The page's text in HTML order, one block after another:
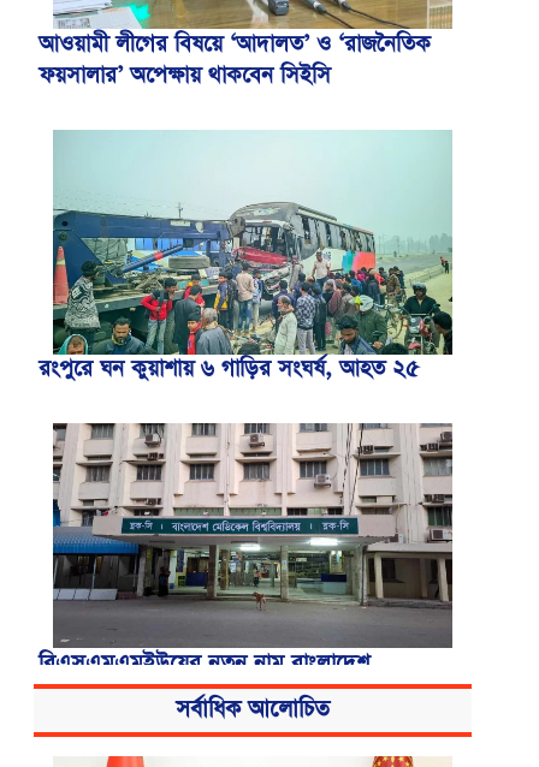
আওয়ামী লীগের বিষয়ে ‘আদালত’ ও ‘রাজনৈতিক
ফয়সালার’ অপেক্ষায় থাকবেন সিইসি
রংপুরে ঘন কুয়াশায় ৬ গাড়ির সংঘর্ষ, আহত ২৫
বিএসএমএমইউয়ের নতুন নাম বাংলাদেশ
মেডিকেল বিশ্ববিদ্যালয়সর্বাধিক আলোচিত